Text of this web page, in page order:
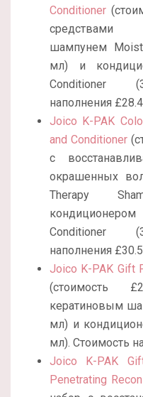
Conditioner
шампунем
мл) и
Conditioner
наполнения
Joico K-PAK
and Conditioner
с
окрашенных
Therapy
Conditioner
наполнения
Joico K-PAK Gift
(стоимость
кератиновым
мл) и
мл). Стоимость
Joico K-PAK
Penetrating